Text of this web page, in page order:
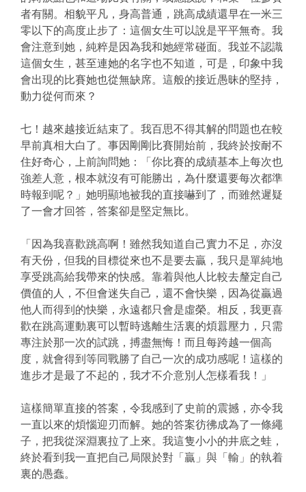
者有關。相貌平凡，身高普通，跳高成績還早在一米三
零以下的高度止步了：這個女生可以說是平平無奇。我
會注意到她，純粹是因為我和她經常碰面。我並不認識
這個女生，甚至連她的名字也不知道，可是，印象中我
會出現的比賽她也從無缺席。這般的接近愚昧的堅持，
動力從何而來？
七！越來越接近結束了。我百思不得其解的問題也在較
早前真相大白了。事因剛剛比賽開始前，我終於按耐不
住好奇心，上前詢問她：「你比賽的成績基本上每次也
強差人意，根本就沒有可能勝出，為什麼還要每次都準
時報到呢？」她明顯地被我的直接嚇到了，而雖然遲疑
了一會才回答，答案卻是堅定無比。
「因為我喜歡跳高啊！雖然我知道自己實力不足，亦沒
有天份，但我的目標從來也不是要去贏，我只是單純地
享受跳高給我帶來的快感。靠着與他人比較去釐定自己
價值的人，不但會迷失自己，還不會快樂，因為從贏過
他人而得到的快樂，永遠都只會是虛榮。相反，我更喜
歡在跳高運動裏可以暫時逃離生活裏的煩囂壓力，只需
專注於那一次的試跳，搏盡無悔！而且每跨越一個高
度，就會得到等同戰勝了自己一次的成功感呢！這樣的
進步才是最了不起的，我才不介意別人怎樣看我！」
這樣簡單直接的答案，令我感到了史前的震撼，亦令我
一直以來的煩惱迎刃而解。她的答案彷彿成為了一條繩
子，把我從深淵裏拉了上來。我這隻小小的井底之蛙，
終於看到我一直把自己局限於對「贏」與「輸」的執着
裏的愚蠢。